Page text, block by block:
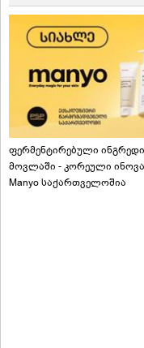
ფერმენტირებული
მოვლაში - კორეული
Manyo საქართველოშია